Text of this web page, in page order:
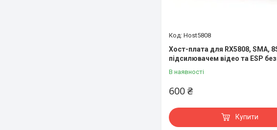
Host5808
Хост-плата для RX5808, SMA,
підсилювачем відео та ESP
В наявності
600 ₴
Купити